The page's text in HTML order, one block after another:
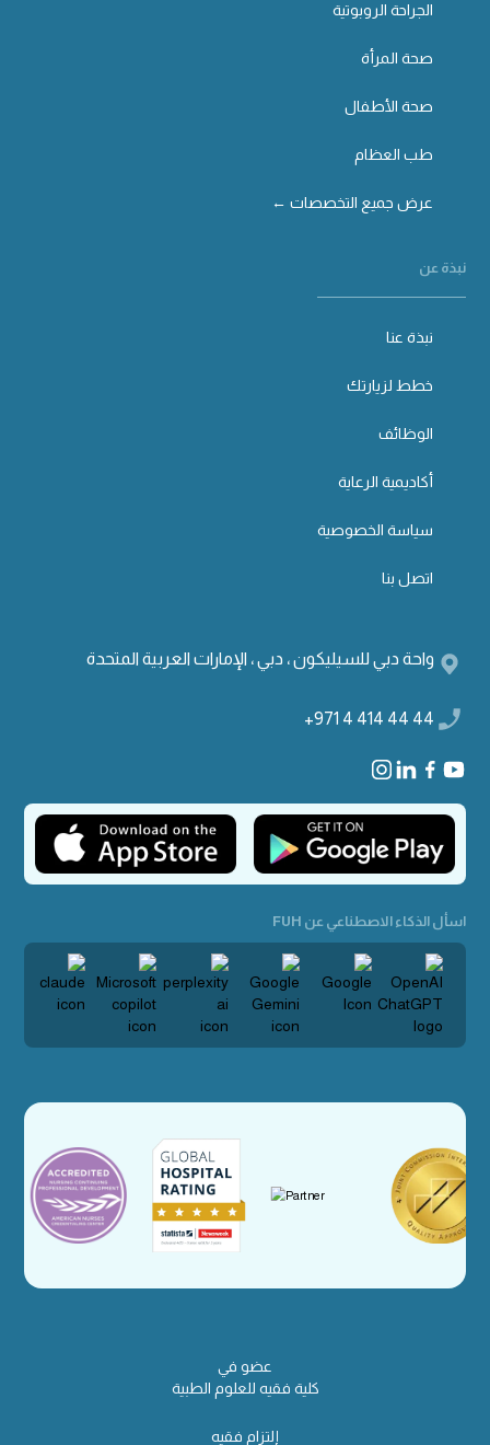
الجراحة الروبوتية
صحة المرأة
صحة الأطفال
طب العظام
عرض جميع التخصصات ←
نبذة عن
نبذة عنا
خطط لزيارتك
الوظائف
أكاديمية الرعاية
سياسة الخصوصية
اتصل بنا
واحة دبي للسيليكون ، دبي ، الإمارات العربية المتحدة
+971 4 414 44 44
اسأل الذكاء الاصطناعي عن FUH
عضو في
كلية فقيه للعلوم الطبية
إلتزام فقيه